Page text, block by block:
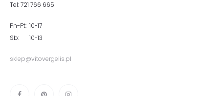
Tel: 721 766 665
Pn-Pt: 10-17
Sb: 10-13
sklep@vitovergelis.pl